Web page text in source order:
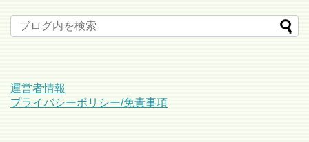
運営者情報
プライバシーポリシー/免責事項